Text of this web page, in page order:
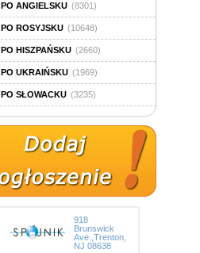
PO ANGIELSKU (8301)
PO ROSYJSKU (10648)
PO HISZPAŃSKU (2660)
PO UKRAIŃSKU (1969)
PO SŁOWACKU (3235)
918
Brunswick
Ave.,Trenton,
NJ 08638